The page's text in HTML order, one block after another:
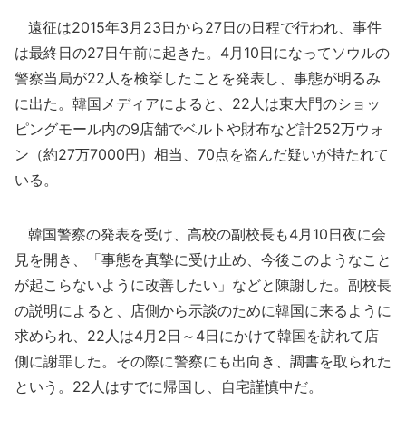
遠征は2015年3月23日から27日の日程で行われ、事件
は最終日の27日午前に起きた。4月10日になってソウルの
警察当局が22人を検挙したことを発表し、事態が明るみ
に出た。韓国メディアによると、22人は東大門のショッ
ピングモール内の9店舗でベルトや財布など計252万ウォ
ン（約27万7000円）相当、70点を盗んだ疑いが持たれて
いる。
韓国警察の発表を受け、高校の副校長も4月10日夜に会
見を開き、「事態を真摯に受け止め、今後このようなこと
が起こらないように改善したい」などと陳謝した。副校長
の説明によると、店側から示談のために韓国に来るように
求められ、22人は4月2日～4日にかけて韓国を訪れて店
側に謝罪した。その際に警察にも出向き、調書を取られた
という。22人はすでに帰国し、自宅謹慎中だ。